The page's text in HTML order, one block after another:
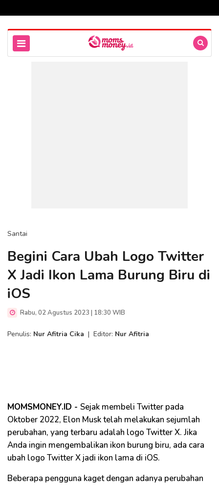
Santai
Begini Cara Ubah Logo Twitter
X Jadi Ikon Lama Burung Biru di
iOS
Rabu, 02 Agustus 2023 | 18:30 WIB
Penulis: Nur Afitria Cika | Editor: Nur Afitria
MOMSMONEY.ID - Sejak membeli Twitter pada
Oktober 2022, Elon Musk telah melakukan sejumlah
perubahan, yang terbaru adalah logo Twitter X. Jika
Anda ingin mengembalikan ikon burung biru, ada cara
ubah logo Twitter X jadi ikon lama di iOS.
Beberapa pengguna kaget dengan adanya perubahan